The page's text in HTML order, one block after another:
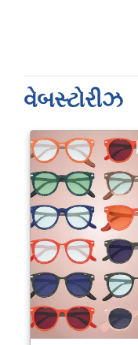
વેબસ્ટોરીઝ